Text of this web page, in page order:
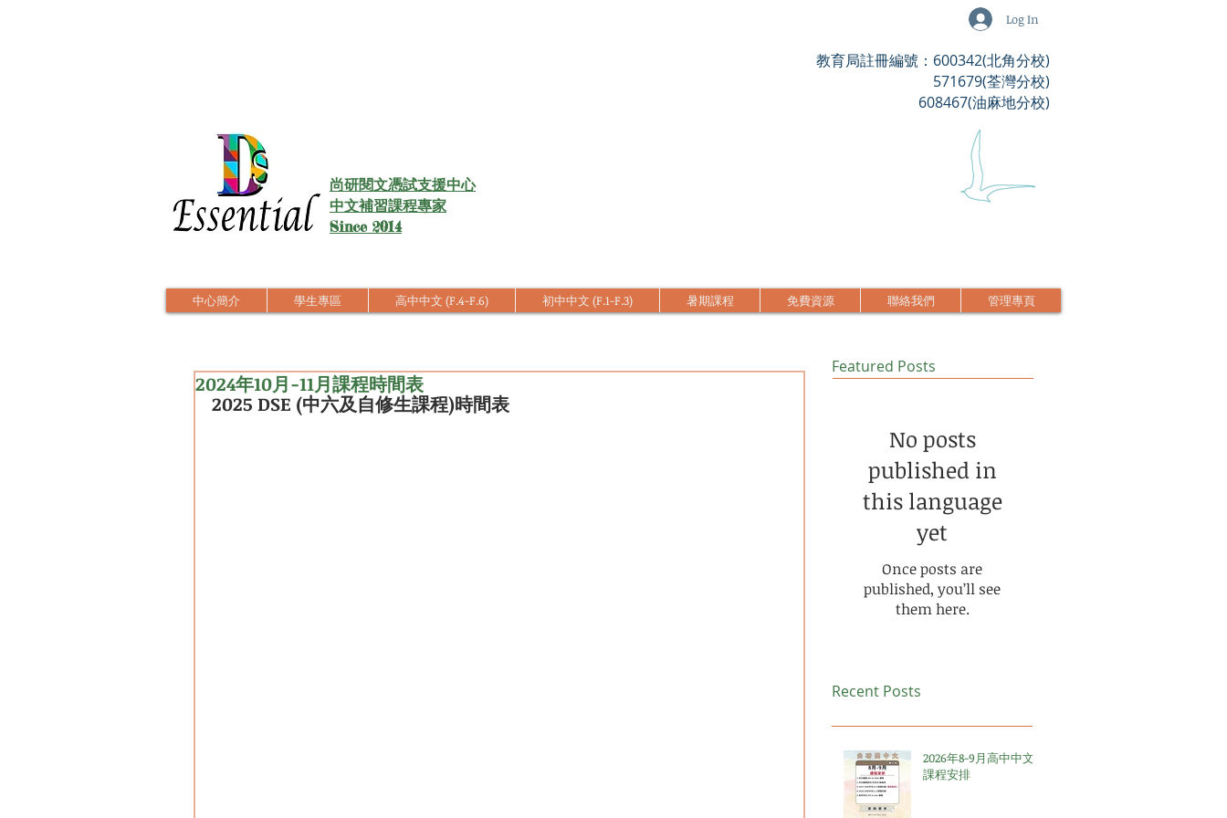
Log In
教育局註冊編號：600342(北角分校)
571679(荃灣分校)
608467(油麻地分校)
尚研閱文憑試支援中心
中文補習課程專家
Since 2014
中心簡介 學生專區 高中中文 (F.4-F.6) 初中中文 (F.1-F.3) 暑期課程 免費資源 聯絡我們 管理專頁
2024年10月-11月課程時間表
2025 DSE (中六及自修生課程)時間表
Featured Posts
No posts
published in
this language
yet
Once posts are
published, you’ll see
them here.
Recent Posts
2026年8-9月高中中文
課程安排